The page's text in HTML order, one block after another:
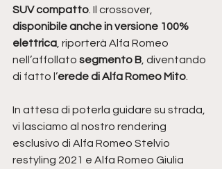
SUV compatto . Il crossover,
disponibile anche in versione 100%
elettrica , riporterà Alfa Romeo
nell’affollato segmento B , diventando
di fatto l’erede di Alfa Romeo Mito
In attesa di poterla guidare su strada,
vi lasciamo al nostro rendering
esclusivo di Alfa Romeo Stelvio
restyling 2021 e Alfa Romeo Giulia